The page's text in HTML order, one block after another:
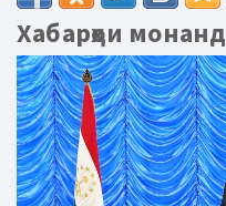
Хабарҳои монанд